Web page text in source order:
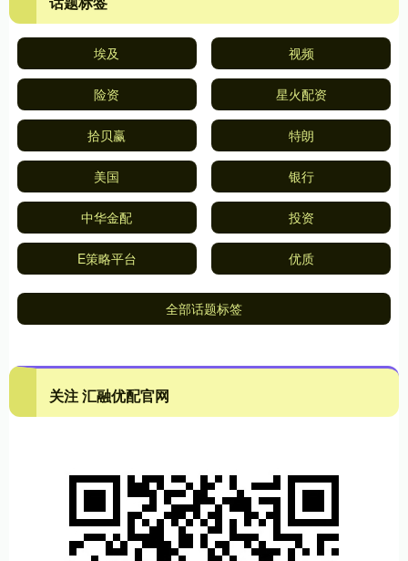
埃及 视频
险资 星火配资
拾贝赢 特朗
美国 银行
中华金配 投资
E策略平台 优质
全部话题标签
关注 汇融优配官网